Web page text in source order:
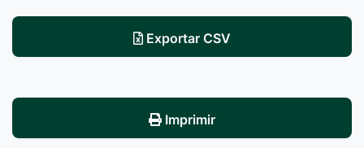
Exportar CSV
Imprimir